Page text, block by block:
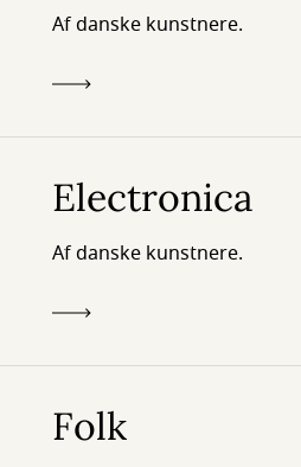
Af danske kunstnere.
Electronica
Af danske kunstnere.
Folk